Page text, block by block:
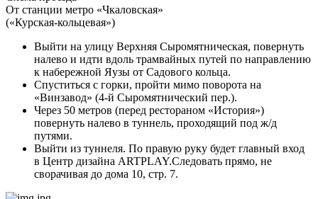
От станции метро «Чкаловская»
(«Курская-кольцевая»)
Выйти на улицу Верхняя Сыромятническая, повернуть
налево и идти вдоль трамвайных путей по направлению
к набережной Яузы от Садового кольца.
Спуститься с горки, пройти мимо поворота на
«Винзавод» (4-й Сыромятнический пер.).
Через 50 метров (перед рестораном «История»)
повернуть налево в туннель, проходящий под ж/д
путями.
Выйти из туннеля. По правую руку будет главный вход
в Центр дизайна ARTPLAY.Следовать прямо, не
сворачивая до дома 10, стр. 7.